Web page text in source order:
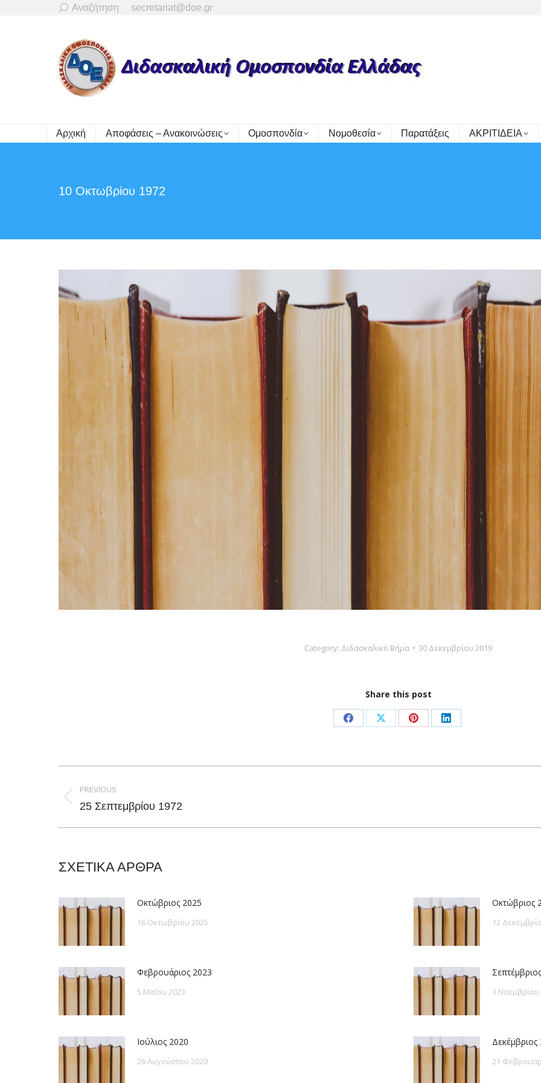
Search:
Αναζήτηση secretariat@doe.gr
Αρχική Αποφάσεις – Ανακοινώσεις Ομοσπονδία Νομοθεσία Παρατάξεις ΑΚΡΙΤΙΔΕΙΑ
10 Οκτωβρίου 1972
Category: Διδασκαλικό Βήμα 30 Δεκεμβρίου 2019
Share this post
Share
Facebook
Share
X
Share
Pinterest
Share
LinkedIn
navigation
PREVIOUS
Previous
25 Σεπτεμβρίου 1972
ΣΧΕΤΙΚΑ ΑΡΘΡΑ
Οκτώβριος 2025
16 Οκτωβρίου 2025
Οκτώβριος
12
Φεβρουάριος 2023
5 Μαΐου 2023 3 Νοεμβρίου
Ιούλιος 2020
26 Αυγούστου 2020
Δεκέμβριος
21